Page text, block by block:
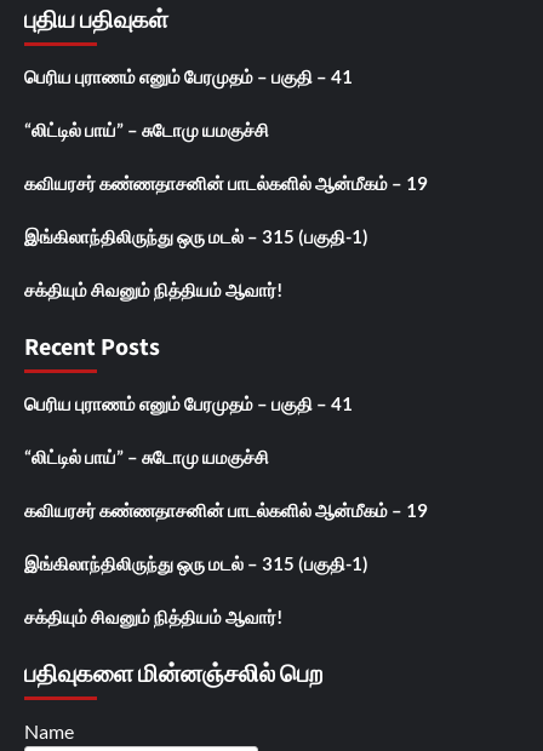
புதிய பதிவுகள்
பெரிய புராணம் எனும் பேரமுதம் – பகுதி – 41
“லிட்டில் பாய்” – சுடோமு யமகுச்சி
கவியரசர் கண்ணதாசனின் பாடல்களில் ஆன்மீகம் – 19
இங்கிலாந்திலிருந்து ஒரு மடல் – 315 (பகுதி-1)
சக்தியும் சிவனும் நித்தியம் ஆவார்!
Recent Posts
பெரிய புராணம் எனும் பேரமுதம் – பகுதி – 41
“லிட்டில் பாய்” – சுடோமு யமகுச்சி
கவியரசர் கண்ணதாசனின் பாடல்களில் ஆன்மீகம் – 19
இங்கிலாந்திலிருந்து ஒரு மடல் – 315 (பகுதி-1)
சக்தியும் சிவனும் நித்தியம் ஆவார்!
பதிவுகளை மின்னஞ்சலில் பெற
Name